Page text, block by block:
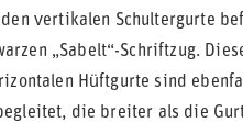
vertikalen Schultergurte
„Sabelt“-Schriftzug.
Hüftgurte sind
die breiter als die